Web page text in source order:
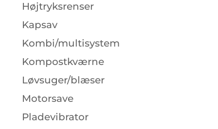
Højtryksrenser
Kapsav
Kombi/multisystem
Kompostkværne
Løvsuger/blæser
Motorsave
Pladevibrator